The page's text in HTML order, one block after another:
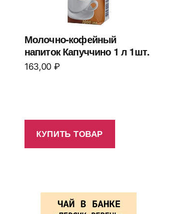
Молочно-кофейный
напиток Капуччино 1 л 1шт.
163,00 ₽
КУПИТЬ ТОВАР